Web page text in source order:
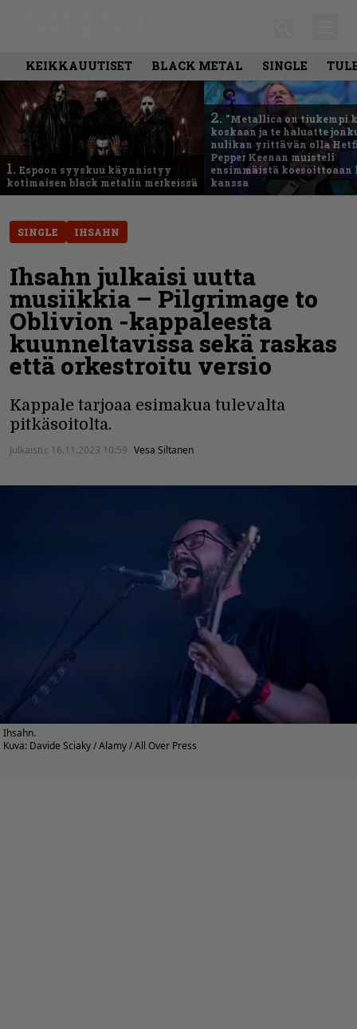
KEIKKAUUTISET BLACK METAL SINGLE
1. Espoon syyskuu käynnistyy
kotimaisen black metalin merkeissä
2. ”Metallica on tiukempi
koskaan ja te haluatte
nulikan yrittävän olla
Pepper Keenan muisteli
ensimmäistä
kanssa
SINGLE IHSAHN
Ihsahn julkaisi uutta
musiikkia – Pilgrimage to
Oblivion -kappaleesta
kuunneltavissa sekä raskas
että orkestroitu versio
Kappale tarjoaa esimakua tulevalta
pitkäsoitolta.
Julkaistu: 16.11.2023 10:59 Vesa Siltanen
Ihsahn.
Kuva: Davide Sciaky / Alamy / All Over Press